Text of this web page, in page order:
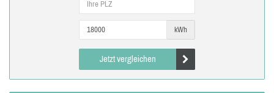
kWh
Jetzt vergleichen